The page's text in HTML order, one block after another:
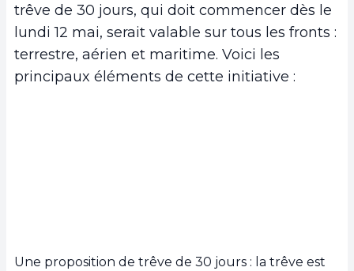
trêve de 30 jours, qui doit commencer dès le
lundi 12 mai, serait valable sur tous les fronts :
terrestre, aérien et maritime. Voici les
principaux éléments de cette initiative :
Une proposition de trêve de 30 jours : la trêve est